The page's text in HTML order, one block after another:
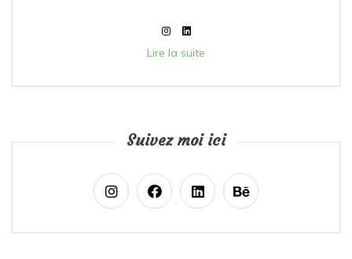
Lire la suite
Suivez moi ici